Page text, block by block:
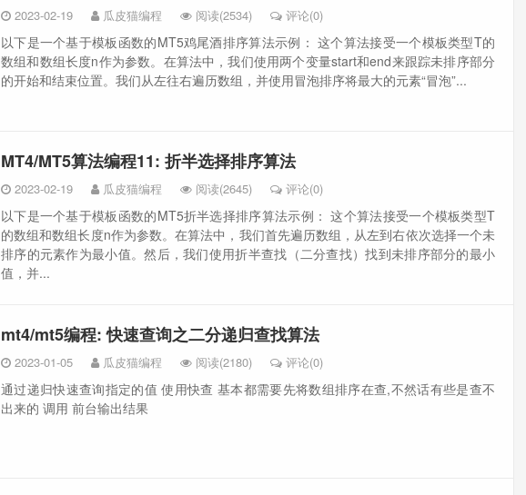
2023-02-19 瓜皮猫编程 阅读(2534) 评论(0)
以下是一个基于模板函数的MT5鸡尾酒排序算法示例： 这个算法接受一个模板类型T的
数组和数组长度n作为参数。在算法中，我们使用两个变量start和end来跟踪未排序部分
的开始和结束位置。我们从左往右遍历数组，并使用冒泡排序将最大的元素“冒泡”...
MT4/MT5算法编程11: 折半选择排序算法
2023-02-19 瓜皮猫编程 阅读(2645) 评论(0)
以下是一个基于模板函数的MT5折半选择排序算法示例： 这个算法接受一个模板类型T
的数组和数组长度n作为参数。在算法中，我们首先遍历数组，从左到右依次选择一个未
排序的元素作为最小值。然后，我们使用折半查找（二分查找）找到未排序部分的最小
值，并...
mt4/mt5编程: 快速查询之二分递归查找算法
2023-01-05 瓜皮猫编程 阅读(2180) 评论(0)
通过递归快速查询指定的值 使用快查 基本都需要先将数组排序在查,不然话有些是查不
出来的 调用 前台输出结果